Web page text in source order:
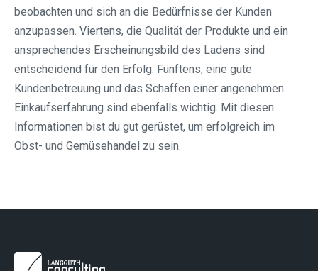
beobachten und sich an die Bedürfnisse der Kunden
anzupassen. Viertens, die Qualität der Produkte und ein
ansprechendes Erscheinungsbild des Ladens sind
entscheidend für den Erfolg. Fünftens, eine gute
Kundenbetreuung und das Schaffen einer angenehmen
Einkaufserfahrung sind ebenfalls wichtig. Mit diesen
Informationen bist du gut gerüstet, um erfolgreich im
Obst- und Gemüsehandel zu sein.